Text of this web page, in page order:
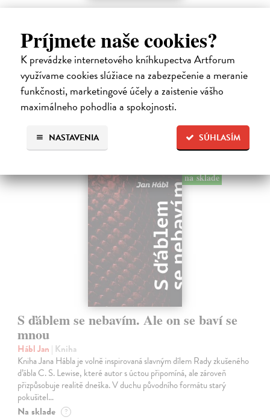
Príjmete naše cookies?
K prevádzke internetového kníhkupectva Artforum
využívame cookies slúžiace na zabezpečenie a meranie
funkčnosti, marketingové účely a zaistenie vášho
maximálneho pohodlia a spokojnosti.
SÚHLASÍM
NASTAVENIA
Pomalost
Pomalost, chronologicky první ze čtyř románů Milana Kundery
napsaných francouzsky, vychází v českém překladu Anny
Kareninové. Vydávání Kunderových románů v českém jazyce se
uzavírá.
Na sklade ?
14,73 €
15,50 € ?
na sklade
S ďáblem se nebavím. Ale on se baví se
mnou
Hábl Jan | Kniha
Kniha Jana Hábla je volně inspirovaná slavným dílem Rady zkušeného
ďábla C. S. Lewise, které autor s úctou připomíná, ale zároveň
přizpůsobuje realitě dneška. V duchu původního formátu starý
pokušitel…
Na sklade ?